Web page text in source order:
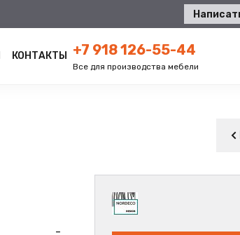
КОНТАКТЫ +7 918 126-55-44
Все для производства мебели
-